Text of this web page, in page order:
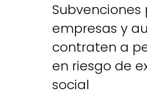
empresas y
contraten a
en riesgo de
social